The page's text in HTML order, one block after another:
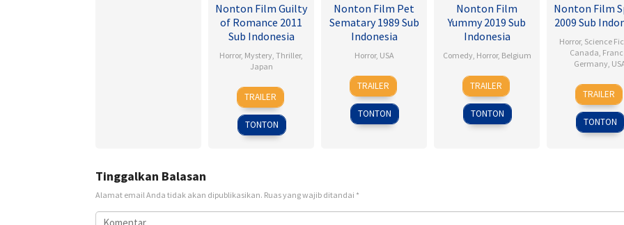
Nonton Film Guilty
of Romance 2011
Sub Indonesia
Horror, Mystery Thriller,
Japan
30
Sep
2011
Sion
Sono
TRAILER
TONTON
Nonton Film Pet
Sematary 1989 Sub
Indonesia
Horror, USA
21
Apr
1989
Mary
Lambert
TRAILER
TONTON
Nonton Film
Yummy 2019 Sub
Indonesia
Comedy, Horror, Belgium
13
Dec
2019
Lars
Damoiseaux
TRAILER
TONTON
Nonton Film
2009 Sub
Horror, Science
Canada
Germany,
3
Jun
2010
Natali
TRAILER
TONTON
Tinggalkan Balasan
Alamat email Anda tidak akan dipublikasikan. Ruas yang wajib ditandai *